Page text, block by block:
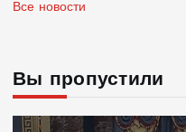
Все новости
Вы пропустили